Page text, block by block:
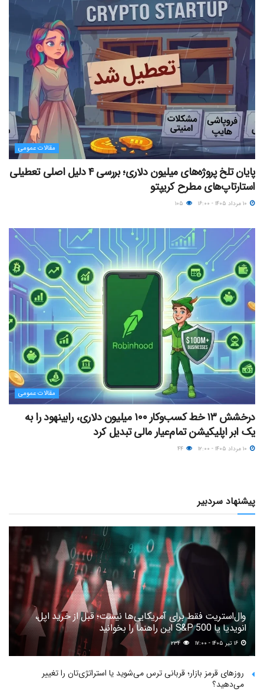
مقالات عمومی
پایان تلخ پروژه‌های میلیون دلاری؛ بررسی ۴ دلیل اصلی تعطیلی
استارتاپ‌های مطرح کریپتو
مقالات عمومی
درخشش ۱۳ خط کسب‌وکار ۱۰۰ میلیون دلاری، رابینهود را به
یک ابر اپلیکیشن تمام‌عیار مالی تبدیل کرد
پیشنهاد سردبیر
وال‌استریت فقط برای آمریکایی‌ها نیست؛ قبل از خرید اپل،
انویدیا یا S&P 500 این راهنما را بخوانید
۲۳۴
روزهای قرمز بازار؛ قربانی ترس می‌شوید یا استراتژی‌تان را تغییر
می‌دهید؟